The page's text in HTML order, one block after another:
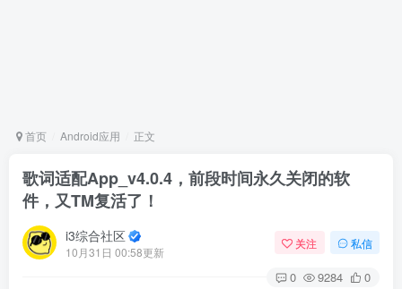
首页 Android应用 正文
歌词适配App_v4.0.4，前段时间永久关闭的软
件，又TM复活了！
i3综合社区
10月31日 00:58更新
关注 私信
0 9284 0